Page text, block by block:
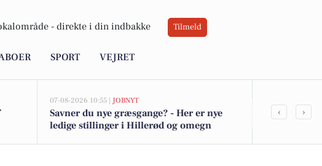
- direkte i din indbakke Tilmeld
SPORT VEJRET
07-08-2026 10:55 | JOBNYT
Savner du nye græsgange? - Her er nye
ledige stillinger i Hillerød og omegn
‹ ›